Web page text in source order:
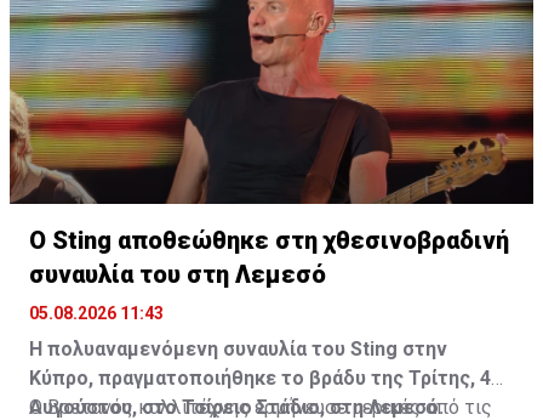
ταινία, ένα παιδικό όνειρο και μια βαθιά εσωτερική
ανάγκη για ελευθερία ήταν αρκετά για να γεννηθεί μια
σχέση που θα τη σημάδευε για πάντα.
Διαβάστε περισσότερα στο madamefigaro.cy
Ο Sting αποθεώθηκε στη χθεσινοβραδινή
συναυλία του στη Λεμεσό
05.08.2026 11:43
Η πολυαναμενόμενη συναυλία του Sting στην
Κύπρο, πραγματοποιήθηκε το βράδυ της Τρίτης, 4
Αυγούστου, στο Τσίρειο Στάδιο, στη Λεμεσό.
Ο Βρετανός καλλιτέχνης ερμήνευσε μερικές από τις